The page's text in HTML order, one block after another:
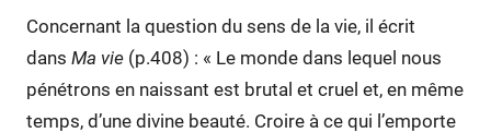
Concernant la question du sens de la vie, il écrit
dans Ma vie (p.408) : « Le monde dans lequel nous
pénétrons en naissant est brutal et cruel et, en même
temps, d’une divine beauté. Croire à ce qui l’emporte